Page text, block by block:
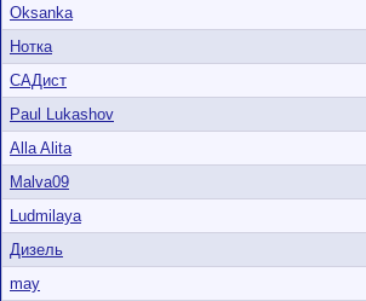
Oksanka
Нотка
САДист
Paul Lukashov
Alla Alita
Malva09
Ludmilaya
Дизель
may